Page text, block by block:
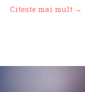
Citeste mai mult →